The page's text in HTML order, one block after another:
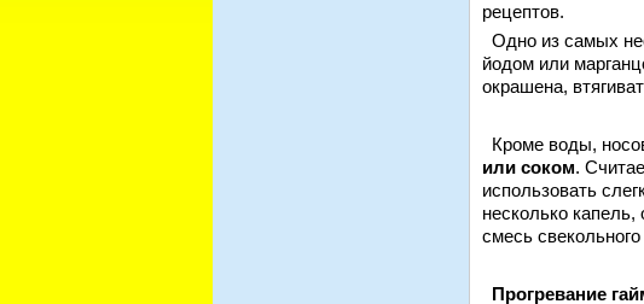
рецептов.
Одно из самых
йодом или
окрашена,
Кроме воды,
или соком.
использовать
несколько
смесь
Прогревание